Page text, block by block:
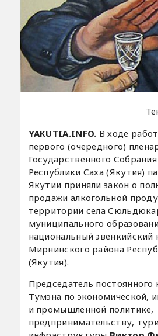
YAKUTIA.INFO. В ходе
первого (очередного)
Государственного
Республики Саха (Якутия)
Якутии приняли закон о
продажи алкогольной
территории села
муниципального
национальный эвенкийский
Мирнинского района
(Якутия).
Председатель постоянного
Тумэна по экономической,
и промышленной политике,
предпринимательству,